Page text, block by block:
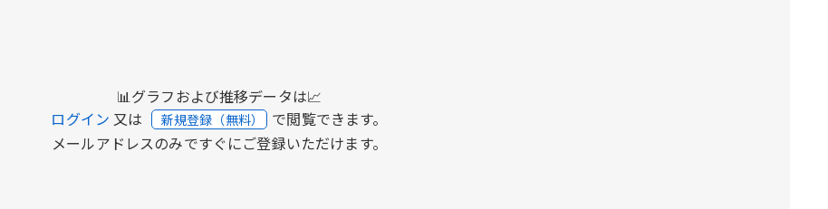
📊グラフおよび推移データは📈
ログイン 又は 新規登録（無料） で閲覧できます。
メールアドレスのみですぐにご登録いただけます。